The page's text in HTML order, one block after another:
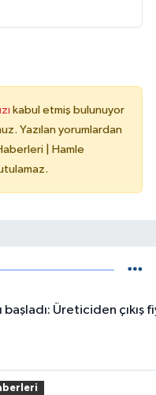
kabul etmiş bulunuyor
Yazılan yorumlardan
| Hamle